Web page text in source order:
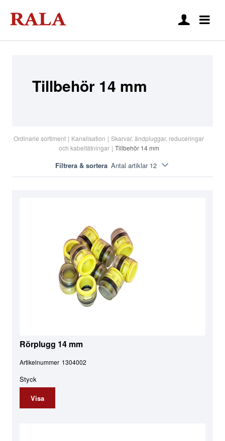
Tillbehör 14 mm
Ordinarie sortiment | Kanalisation | Skarvar, ändpluggar, reduceringar
och kabeltätningar | Tillbehör 14 mm
Filtrera & sortera Antal artiklar 12
Rörplugg 14 mm
Artikelnummer 1304002
Styck
Visa